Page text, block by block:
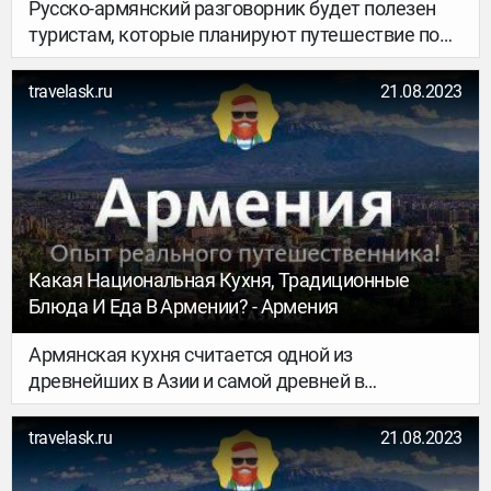
Русско-армянский разговорник будет полезен
туристам, которые планируют путешествие по
городам Армении. Стоит взять во внимание, что
в стране не всегда получится говорить по-
русски. Русский язык понимает только старшее
поколение, молодое не может свободно на нем
общаться. Но во время встречи с местными им
будет приятно услышать от иностранца
приветствие, фразу на армянском языке.
travelask.ru 21.08.2023
Какая Национальная Кухня, Традиционные
Блюда И Еда В Армении? - Армения
Армянская кухня считается одной из
древнейших в Азии и самой древней в
Закавказье. Её характерные особенности
формировались в течении тысячелетий, так как
армянский народ постоянно кочевал с одного
места в другое. Подготовка к приготовлению
travelask.ru 21.08.2023